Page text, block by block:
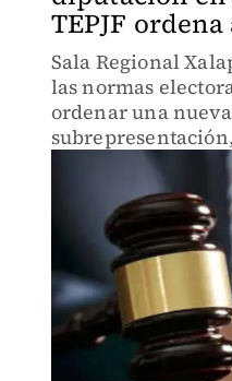
TEPJF
Sala Regional
las normas
ordenar una